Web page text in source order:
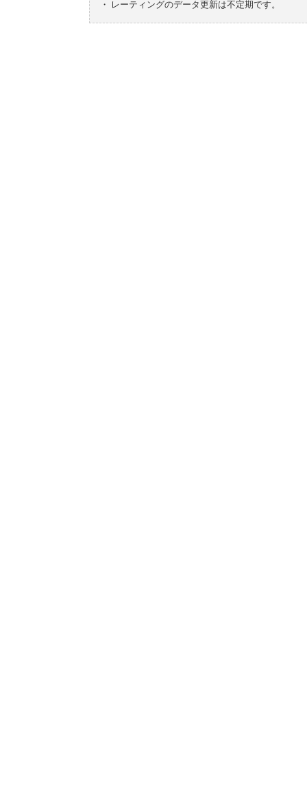
・ レーティングのデータ更新は不定期です。